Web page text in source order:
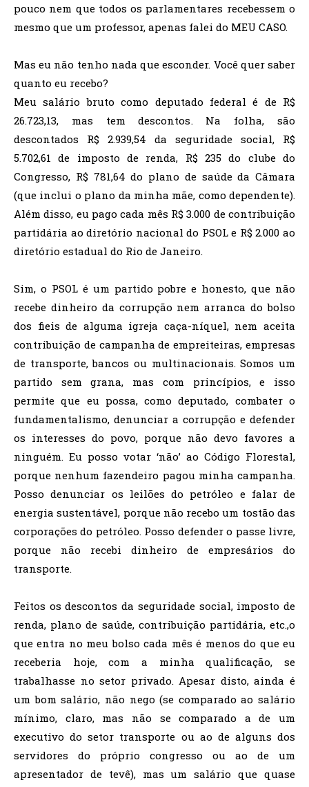
pouco nem que todos os parlamentares recebessem o
mesmo que um professor, apenas falei do MEU CASO.
Mas eu não tenho nada que esconder. Você quer saber
quanto eu recebo?
Meu salário bruto como deputado federal é de R$
26.723,13, mas tem descontos. Na folha, são
descontados R$ 2.939,54 da seguridade social, R$
5.702,61 de imposto de renda, R$ 235 do clube do
Congresso, R$ 781,64 do plano de saúde da Câmara
(que inclui o plano da minha mãe, como dependente).
Além disso, eu pago cada mês R$ 3.000 de contribuição
partidária ao diretório nacional do PSOL e R$ 2.000 ao
diretório estadual do Rio de Janeiro.
Sim, o PSOL é um partido pobre e honesto, que não
recebe dinheiro da corrupção nem arranca do bolso
dos fieis de alguma igreja caça-níquel, nem aceita
contribuição de campanha de empreiteiras, empresas
de transporte, bancos ou multinacionais. Somos um
partido sem grana, mas com princípios, e isso
permite que eu possa, como deputado, combater o
fundamentalismo, denunciar a corrupção e defender
os interesses do povo, porque não devo favores a
ninguém. Eu posso votar ‘não’ ao Código Florestal,
porque nenhum fazendeiro pagou minha campanha.
Posso denunciar os leilões do petróleo e falar de
energia sustentável, porque não recebo um tostão das
corporações do petróleo. Posso defender o passe livre,
porque não recebi dinheiro de empresários do
transporte.
Feitos os descontos da seguridade social, imposto de
renda, plano de saúde, contribuição partidária, etc.,o
que entra no meu bolso cada mês é menos do que eu
receberia hoje, com a minha qualificação, se
trabalhasse no setor privado. Apesar disto, ainda é
um bom salário, não nego (se comparado ao salário
mínimo, claro, mas não se comparado a de um
executivo do setor transporte ou ao de alguns dos
servidores do próprio congresso ou ao de um
apresentador de tevê), mas um salário que quase